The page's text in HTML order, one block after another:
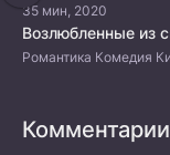
35 мин, 2020